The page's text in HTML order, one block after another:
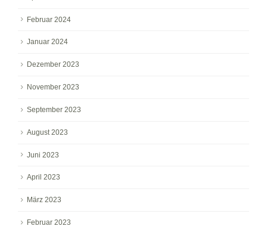
Februar 2024
Januar 2024
Dezember 2023
November 2023
September 2023
August 2023
Juni 2023
April 2023
März 2023
Februar 2023